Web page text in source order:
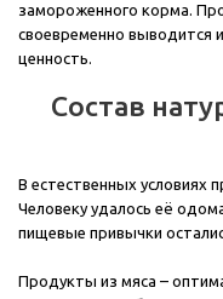
замороженного корма.
своевременно выводится
ценность.
Состав
В естественных условиях
Человеку удалось её
пищевые привычки
Продукты из мяса –